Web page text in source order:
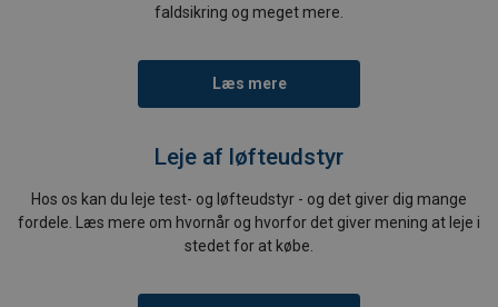
faldsikring og meget mere.
Læs mere
Leje af løfteudstyr
Hos os kan du leje test- og løfteudstyr - og det giver dig mange
fordele. Læs mere om hvornår og hvorfor det giver mening at leje i
stedet for at købe.